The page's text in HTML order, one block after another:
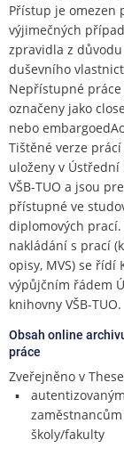
Přístup je omezen
výjimečných
zpravidla z
duševního
Nepřístupné práce
označeny jako
nebo
Tištěné verze prácí
uloženy v Ústřední
VŠB-TUO a jsou
přístupné ve
diplomových prací.
nakládání s prací
opisy, MVS) se řídí
výpůjčním řádem
knihovny VŠB-TUO.
Obsah online
práce
Zveřejněno v
autentizovaným
školy/fakulty